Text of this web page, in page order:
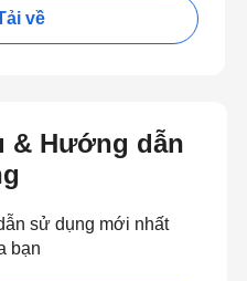
về
& Hướng dẫn
sử dụng mới nhất
bạn